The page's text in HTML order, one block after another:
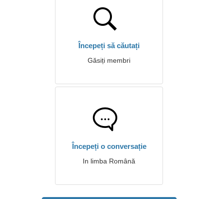
Începeți să căutați
Găsiți membri
Începeți o conversație
In limba Română